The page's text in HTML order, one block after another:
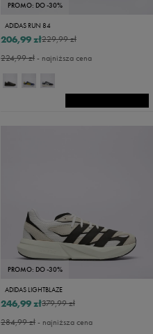
PROMO: DO -30%
ADIDAS RUN 84
229,99 zł
206,99 zł
224,99 zł- najniższa cena
PROMO: DO -30%
ADIDAS LIGHTBLAZE
379,99 zł
246,99 zł
284,99 zł- najniższa cena